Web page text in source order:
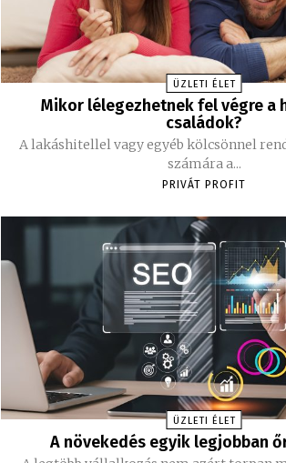
ÜZLETI ÉLET
Mikor lélegezhetnek fel végre a
családok?
A lakáshitellel vagy egyéb kölcsönnel
számára a...
PRIVÁT PROFIT
ÜZLETI ÉLET
A növekedés egyik legjobban